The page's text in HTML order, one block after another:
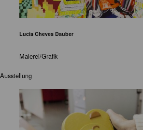
Lucia Cheves Dauber
Malerei/Grafik
Ausstellung